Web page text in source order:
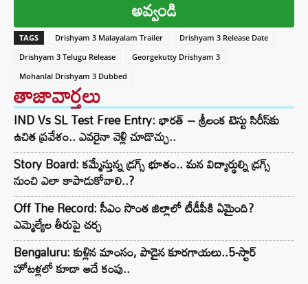
అవ్వండి
TAGS Drishyam 3 Malayalam Trailer
Drishyam 3 Release Date
Drishyam 3 Telugu Release
Georgekutty Drishyam 3
Mohanlal Drishyam 3 Dubbed
తాజావార్తలు
IND Vs SL Test Free Entry: భారత్ – శ్రీలంక టెస్టు సిరీస్‌కు
ఉచిత ప్రవేశం.. ఎవరైనా వెళ్లి చూడొచ్చు..
Story Board: కమ్మేస్తున్న డ్రగ్స్ భూతం.. మన విద్యార్థుల్ని డ్రగ్స్
నుంచి ఎలా కాపాడుకోవాలి..?
Off The Record: సీఎం సొంత జిల్లాలో టీడీపీకి ఏమైంది?
ఎమ్మెల్యేల తీరుపై చర్చ
Bengaluru: కుళ్లిన మాంసం, పాడైన కూరగాయలు..5-స్టార్
హోటళ్లలో కూడా అదే కంపు..